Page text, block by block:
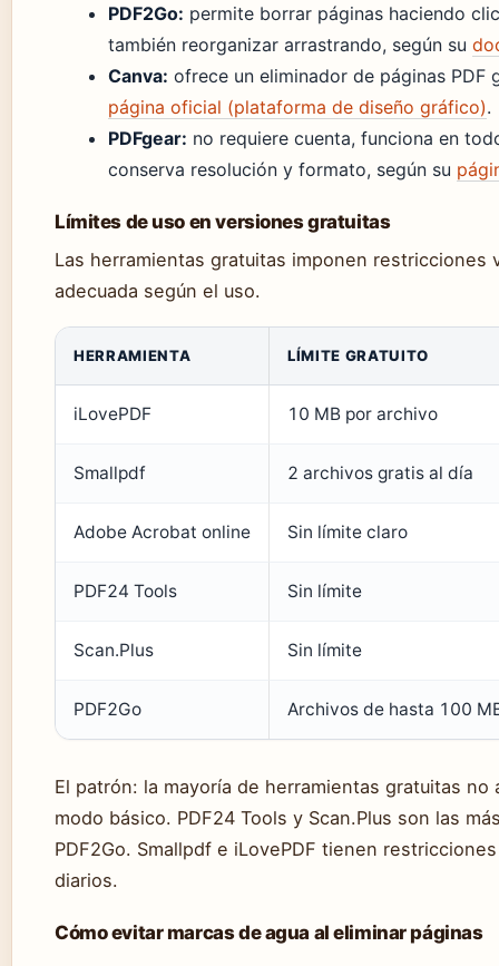
PDF2Go: permite borrar páginas haciendo
también reorganizar arrastrando, según su
Canva: ofrece un eliminador de páginas
página oficial (plataforma de diseño gráfico).
PDFgear: no requiere cuenta, funciona en
conserva resolución y formato, según su
Límites de uso en versiones gratuitas
Las herramientas gratuitas imponen restricciones
adecuada según el uso.
HERRAMIENTA LÍMITE GRATUITO
iLovePDF 10 MB por archivo
Smallpdf 2 archivos gratis al día
Adobe Acrobat online Sin límite claro
PDF24 Tools Sin límite
Scan.Plus Sin límite
PDF2Go Archivos de hasta 100
El patrón: la mayoría de herramientas gratuitas
modo básico. PDF24 Tools y Scan.Plus son las
PDF2Go. Smallpdf e iLovePDF tienen
diarios.
Cómo evitar marcas de agua al eliminar páginas